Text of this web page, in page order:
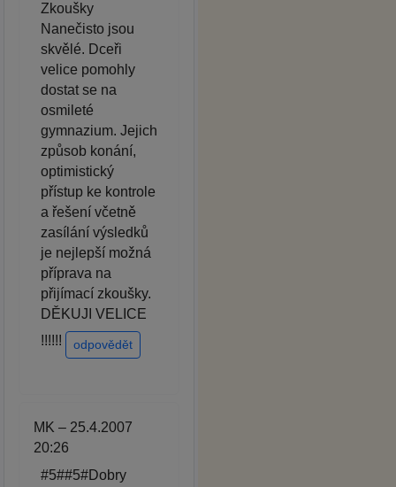
Zkoušky
Nanečisto jsou
skvělé. Dceři
velice pomohly
dostat se na
osmileté
gymnazium. Jejich
způsob konání,
optimistický
přístup ke kontrole
a řešení včetně
zasílání výsledků
je nejlepší možná
příprava na
přijímací zkoušky.
DĚKUJI VELICE
!!!!!!
odpovědět
MK – 25.4.2007
20:26
#5##5#Dobry